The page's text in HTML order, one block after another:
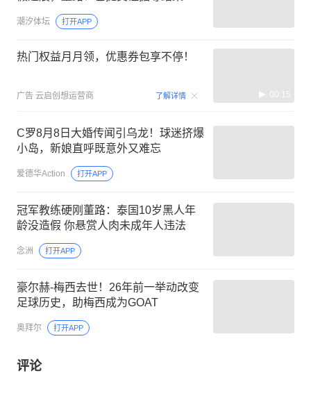
潮汐体坛 打开APP
热门权益月月领，优惠券包享不停！
广告 云启创想运营商 了解详情 00:15
C罗8月8日大婚传闻引乌龙！球迷挤爆
小岛，新娘直呼既意外又难忘
爱德华Action 打开APP
冠军教练硬刚董路：泰国10岁黑人年
龄没造假 你悬赏人肉未成年人违法
念洲 打开APP
豪尔赫-梅西去世！26年前一举动改变
足球历史，助梅西成为GOAT
奥拜尔 打开APP
评论